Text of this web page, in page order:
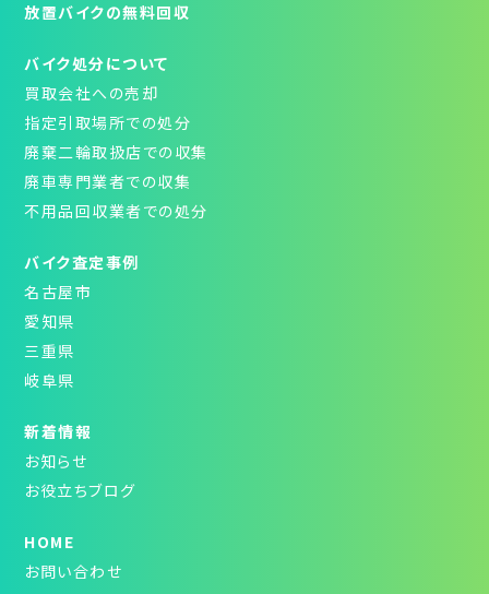
放置バイクの無料回収
バイク処分について
買取会社への売却
指定引取場所での処分
廃棄二輪取扱店での収集
廃車専門業者での収集
不用品回収業者での処分
バイク査定事例
名古屋市
愛知県
三重県
岐阜県
新着情報
お知らせ
お役立ちブログ
HOME
お問い合わせ